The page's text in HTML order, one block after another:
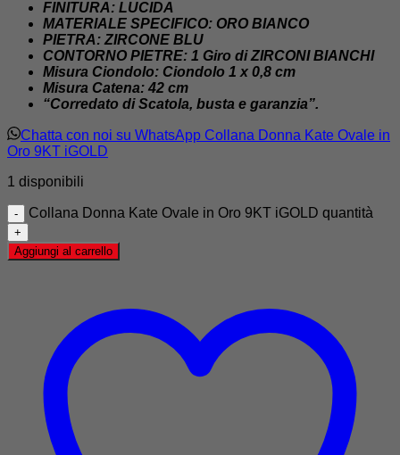
FINITURA: LUCIDA
MATERIALE SPECIFICO: ORO BIANCO
PIETRA: ZIRCONE BLU
CONTORNO PIETRE: 1 Giro di ZIRCONI BIANCHI
Misura Ciondolo: Ciondolo 1 x 0,8 cm
Misura Catena: 42 cm
“Corredato di Scatola, busta e garanzia”.
Chatta con noi su WhatsApp Collana Donna Kate Ovale in
Oro 9KT iGOLD
1 disponibili
Collana Donna Kate Ovale in Oro 9KT iGOLD quantità
Aggiungi al carrello